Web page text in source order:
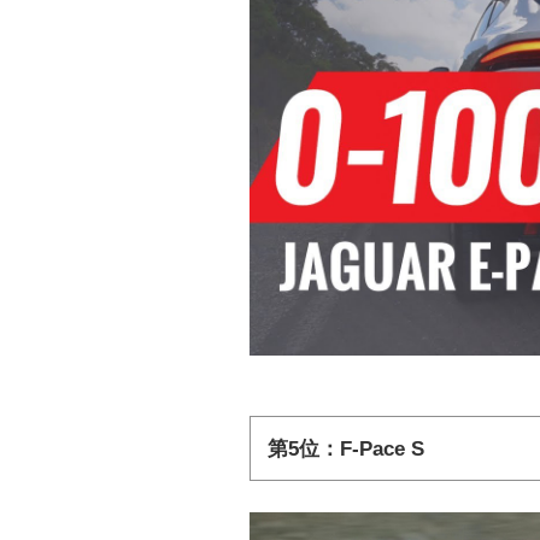
第5位：F-Pace S